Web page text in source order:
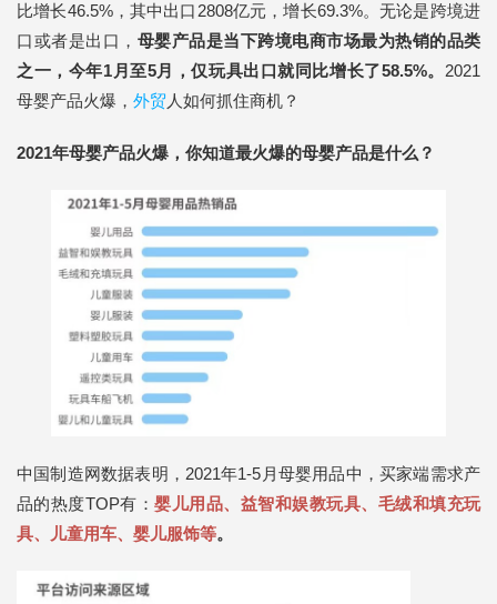
比增长46.5%，其中出口2808亿元，增长69.3%。无论是跨境进
口或者是出口， 母婴产品是当下跨境电商市场最为热销的品类
之一，今年1月至5月，仅玩具出口就同比增长了58.5%。 2021
母婴产品火爆， 外贸 人如何抓住商机？
2021年母婴产品火爆，你知道最火爆的母婴产品是什么？
中国制造网数据表明，2021年1-5月母婴用品中，买家端需求产
品的热度TOP有：婴儿用品、益智和娱教玩具、毛绒和填充玩
具、儿童用车、婴儿服饰等。